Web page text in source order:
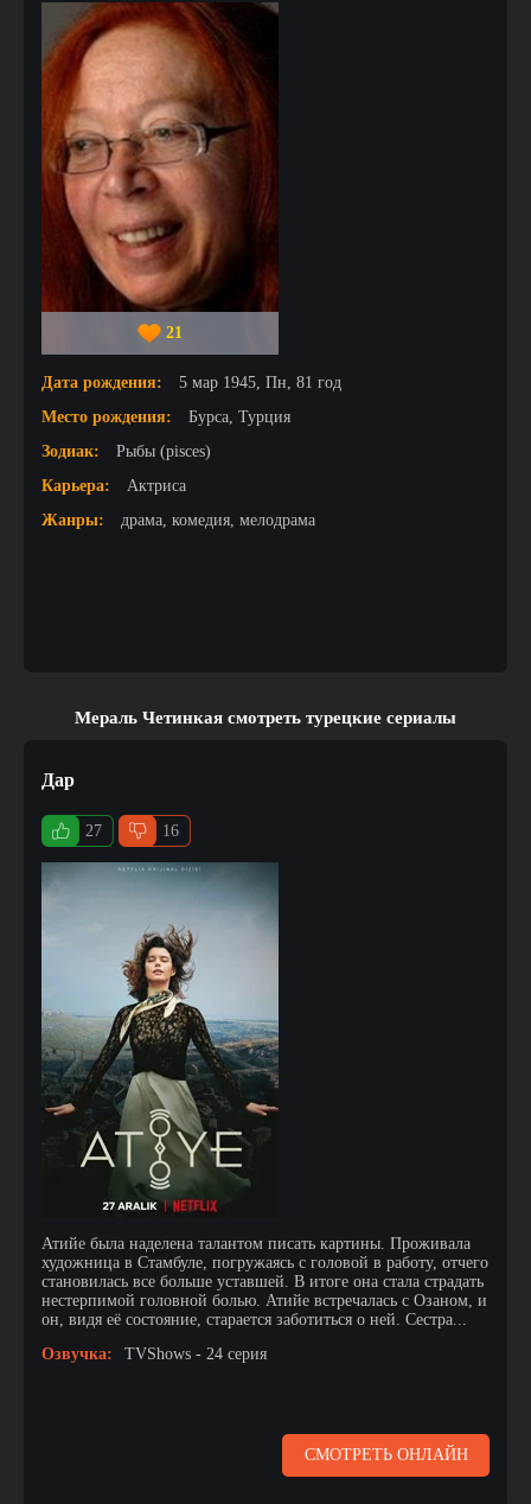
21
Дата рождения:
5 мар 1945, Пн, 81 год
Место рождения:
Бурса, Турция
Зодиак:
Рыбы (pisces)
Карьера:
Актриса
Жанры:
драма, комедия, мелодрама
Мераль Четинкая смотреть турецкие сериалы
Дар
27 16
Атийе была наделена талантом писать картины. Проживала
художница в Стамбуле, погружаясь с головой в работу, отчего
становилась все больше уставшей. В итоге она стала страдать
нестерпимой головной болью. Атийе встречалась с Озаном, и
он, видя её состояние, старается заботиться о ней. Сестра...
Озвучка:
TVShows - 24 серия
СМОТРЕТЬ ОНЛАЙН